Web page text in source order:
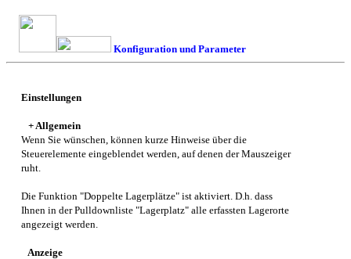
Konfiguration und Parameter
Einstellungen
+ Allgemein
Wenn Sie wünschen, können kurze Hinweise über die
Steuerelemente eingeblendet werden, auf denen der Mauszeiger
ruht.
Die Funktion "Doppelte Lagerplätze" ist aktiviert. D.h. dass
Ihnen in der Pulldownliste "Lagerplatz" alle erfassten Lagerorte
angezeigt werden.
Anzeige